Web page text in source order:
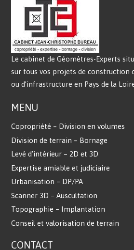
Le cabinet de Géomètres-Experts
sur tous vos projets de construction
ou d’infrastructure en Pays de la
MENU
Copropriété – Division en volumes
Division de terrain – Bornage
Levé d’intérieur – 2D et 3D
Expertise amiable et judiciaire
Urbanisation – DP/PA
Scanner 3D – Auscultation
Topographie – Implantation
Conseil et valorisation de terrain
CONTACT